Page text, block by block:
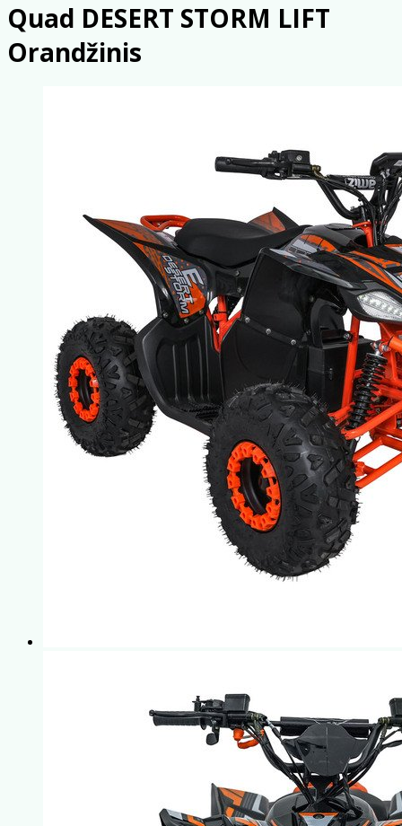
Quad DESERT STORM LIFT
Orandžinis